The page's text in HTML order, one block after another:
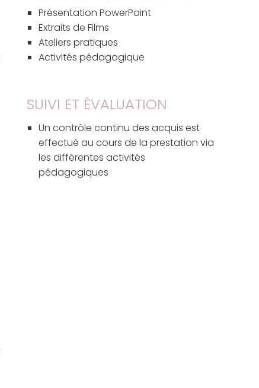
Présentation PowerPoint
Extraits de Films
Ateliers pratiques
Activités pédagogique
SUIVI ET ÉVALUATION
Un contrôle continu des acquis est
effectué au cours de la prestation via
les différentes activités
pédagogiques